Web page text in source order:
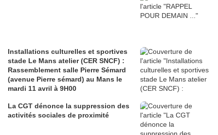
Installations culturelles et sportives
stade Le Mans atelier (CER SNCF) :
Rassemblement salle Pierre Sémard
(avenue Pierre sémard) au Mans le
mardi 11 avril à 9H00
La CGT dénonce la suppression des
activités sociales de proximité